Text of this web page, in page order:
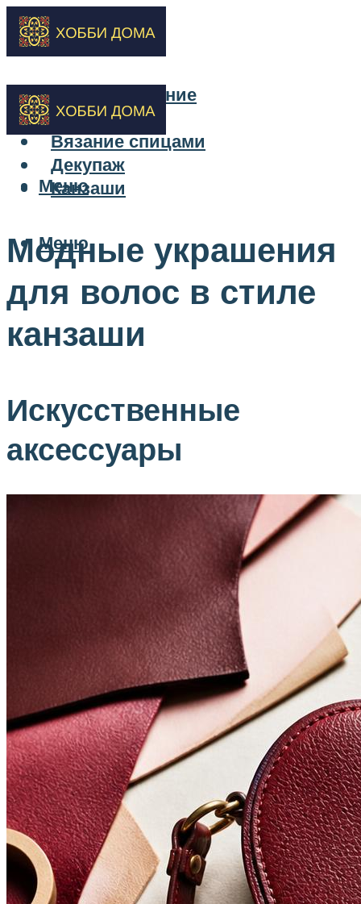
Бисероплетение
Вышивка
Вязание спицами
Декупаж
Канзаши
Меню
Меню
Модные украшения
для волос в стиле
канзаши
Искусственные
аксессуары